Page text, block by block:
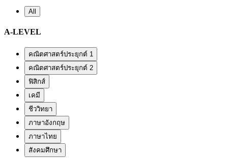
All
A-LEVEL
คณิตศาสตร์ประยุกต์ 1
คณิตศาสตร์ประยุกต์ 2
ฟิสิกส์
เคมี
ชีววิทยา
ภาษาอังกฤษ
ภาษาไทย
สังคมศึกษา